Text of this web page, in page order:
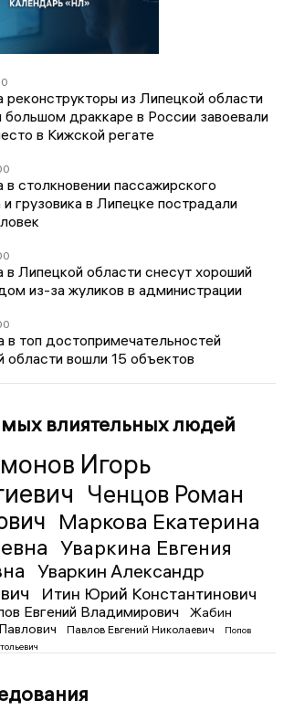
реконструкторы из Липецкой области
драккаре в России завоевали
в Кижской регате
в столкновении пассажирского
и грузовика в Липецке пострадали
в Липецкой области снесут хороший
из-за жуликов в администрации
в топ достопримечательностей
области вошли 15 объектов
влиятельных людей
Игорь
Ченцов Роман
Маркова Екатерина
Уваркина Евгения
Уваркин Александр
Итин Юрий Константинович
Евгений Владимирович
Жабин
Павлов Евгений Николаевич
Попов